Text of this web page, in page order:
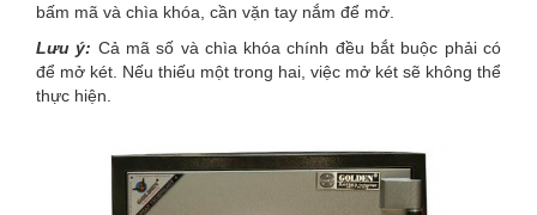
bấm mã và chìa khóa, cần vặn tay nắm để mở.
Lưu ý: Cả mã số và chìa khóa chính đều bắt buộc phải có
để mở két. Nếu thiếu một trong hai, việc mở két sẽ không thể
thực hiện.